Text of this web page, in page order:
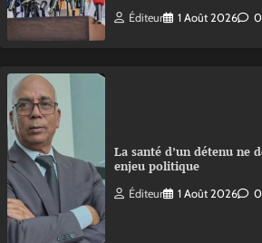
Éditeur 1 Août 2026 0
La santé d’un détenu ne
enjeu politique
Éditeur 1 Août 2026 0